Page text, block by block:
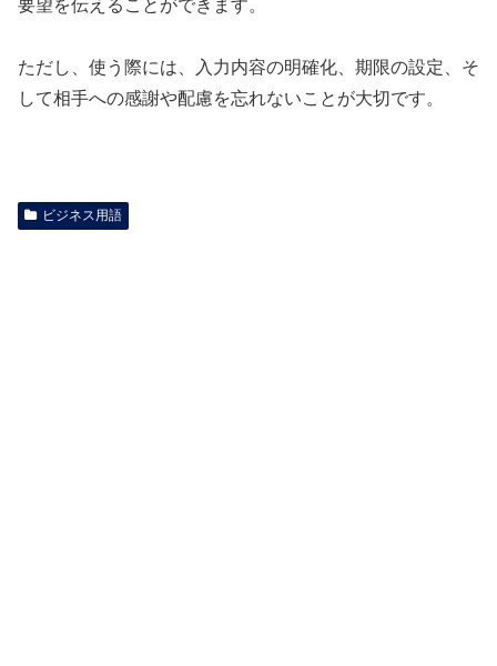
要望を伝えることができます。
ただし、使う際には、入力内容の明確化、期限の設定、そ
して相手への感謝や配慮を忘れないことが大切です。
ビジネス用語